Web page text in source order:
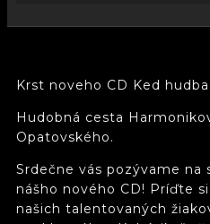
Krst noveho CD Ked
Hudobná cesta
Opatovského.
Srdečne vás pozývame
nášho nového CD! Príďte
našich talentovaných